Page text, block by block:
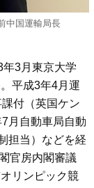
中国運輸局長
3月東京大学
平成3年4月運
付（英国ケン
月自動車局自動
担当）などを経
官房内閣審議
リンピック競